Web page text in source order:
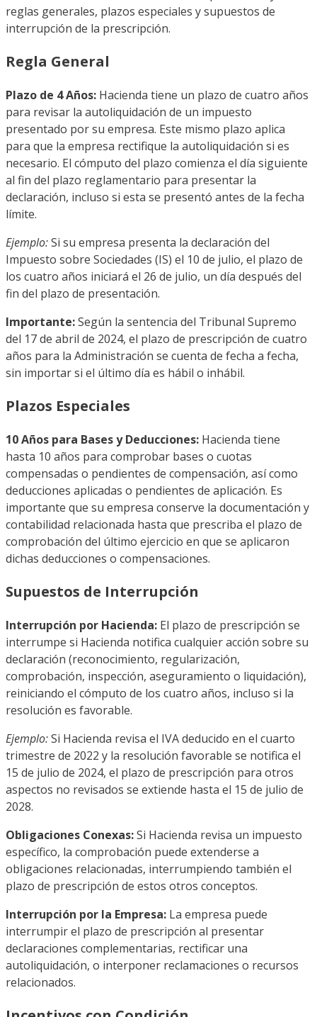
reglas generales, plazos especiales y supuestos de
interrupción de la prescripción.
Regla General
Plazo de 4 Años: Hacienda tiene un plazo de cuatro años
para revisar la autoliquidación de un impuesto
presentado por su empresa. Este mismo plazo aplica
para que la empresa rectifique la autoliquidación si es
necesario. El cómputo del plazo comienza el día siguiente
al fin del plazo reglamentario para presentar la
declaración, incluso si esta se presentó antes de la fecha
límite.
Ejemplo:Si su empresa presenta la declaración del
Impuesto sobre Sociedades (IS) el 10 de julio, el plazo de
los cuatro años iniciará el 26 de julio, un día después del
fin del plazo de presentación.
Importante:Según la sentencia del Tribunal Supremo
del 17 de abril de 2024, el plazo de prescripción de cuatro
años para la Administración se cuenta de fecha a fecha,
sin importar si el último día es hábil o inhábil.
Plazos Especiales
10 Años para Bases y Deducciones: Hacienda tiene
hasta 10 años para comprobar bases o cuotas
compensadas o pendientes de compensación, así como
deducciones aplicadas o pendientes de aplicación. Es
importante que su empresa conserve la documentación y
contabilidad relacionada hasta que prescriba el plazo de
comprobación del último ejercicio en que se aplicaron
dichas deducciones o compensaciones.
Supuestos de Interrupción
Interrupción por Hacienda: El plazo de prescripción se
interrumpe si Hacienda notifica cualquier acción sobre su
declaración (reconocimiento, regularización,
comprobación, inspección, aseguramiento o liquidación),
reiniciando el cómputo de los cuatro años, incluso si la
resolución es favorable.
Ejemplo:Si Hacienda revisa el IVA deducido en el cuarto
trimestre de 2022 y la resolución favorable se notifica el
15 de julio de 2024, el plazo de prescripción para otros
aspectos no revisados se extiende hasta el 15 de julio de
2028.
Obligaciones Conexas:Si Hacienda revisa un impuesto
específico, la comprobación puede extenderse a
obligaciones relacionadas, interrumpiendo también el
plazo de prescripción de estos otros conceptos.
Interrupción por la Empresa: La empresa puede
interrumpir el plazo de prescripción al presentar
declaraciones complementarias, rectificar una
autoliquidación, o interponer reclamaciones o recursos
relacionados.